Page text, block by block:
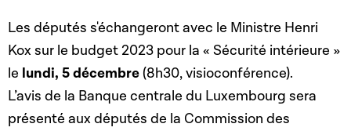
Les députés s'échangeront avec le Ministre Henri
Kox sur le budget 2023 pour la « Sécurité intérieure »
le lundi, 5 décembre (8h30, visioconférence).
L’avis de la Banque centrale du Luxembourg sera
présenté aux députés de la Commission des